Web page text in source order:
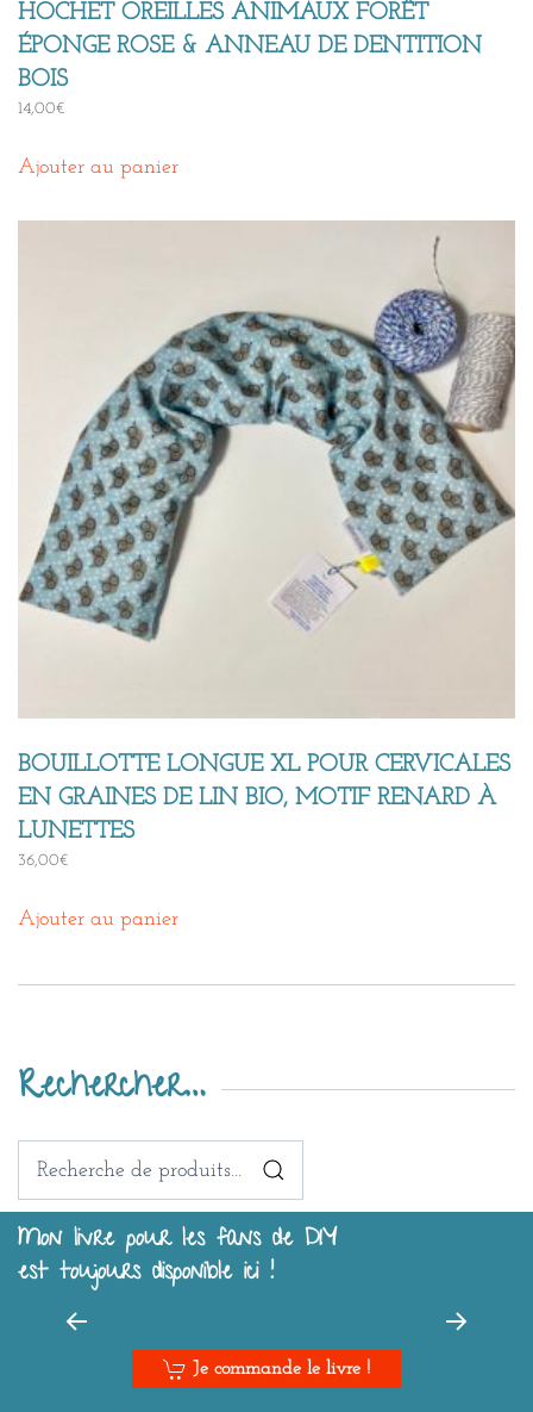
HOCHET OREILLES ANIMAUX FORÊT
ÉPONGE ROSE & ANNEAU DE DENTITION
BOIS
14,00€
Ajouter au panier
BOUILLOTTE LONGUE XL POUR CERVICALES
EN GRAINES DE LIN BIO, MOTIF RENARD À
LUNETTES
36,00€
Ajouter au panier
Rechercher…
Recherche
Mon livre pour les fans de DIY
est toujours disponible ici !
Je commande le livre !